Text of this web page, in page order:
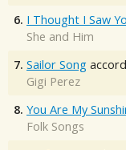
6. I Thought I Saw
She and Him
7. Sailor Song
Gigi Perez
8. You Are My
Folk Songs